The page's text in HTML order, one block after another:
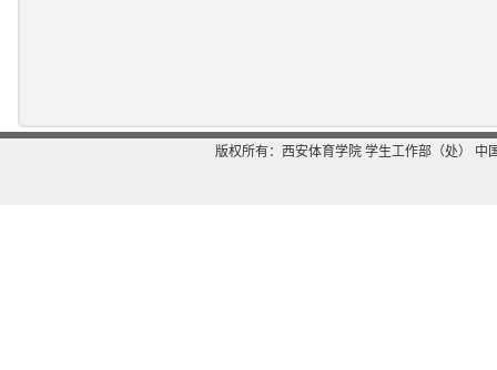
版权所有：西安体育学院 学生工作部（处）